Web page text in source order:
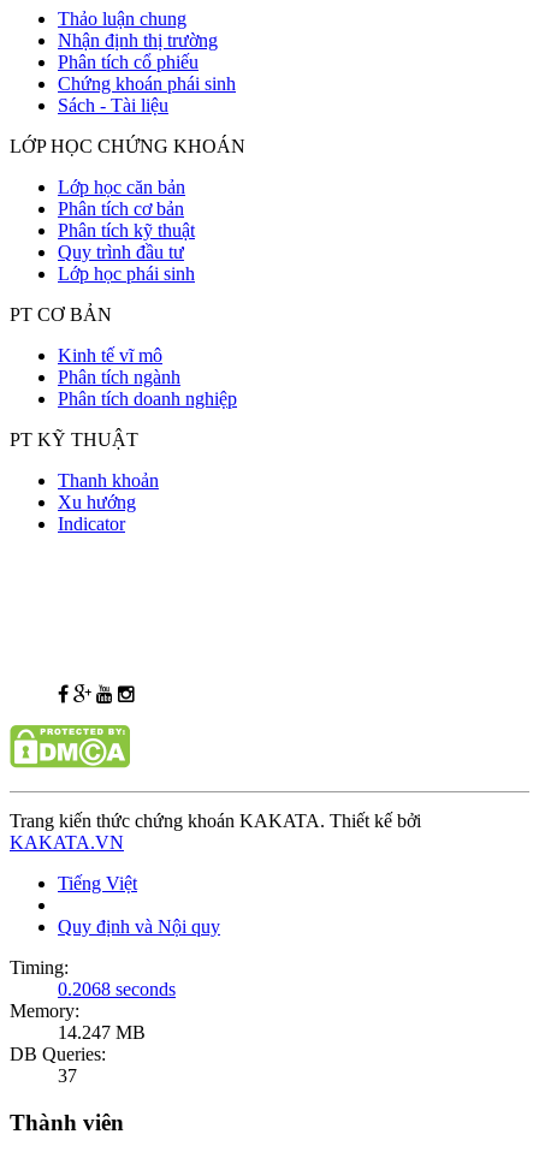
Thảo luận chung
Nhận định thị trường
Phân tích cổ phiếu
Chứng khoán phái sinh
Sách - Tài liệu
LỚP HỌC CHỨNG KHOÁN
Lớp học căn bản
Phân tích cơ bản
Phân tích kỹ thuật
Quy trình đầu tư
Lớp học phái sinh
PT CƠ BẢN
Kinh tế vĩ mô
Phân tích ngành
Phân tích doanh nghiệp
PT KỸ THUẬT
Thanh khoản
Xu hướng
Indicator
Trang kiến thức chứng khoán KAKATA. Thiết kế bởi
KAKATA.VN
Tiếng Việt
Quy định và Nội quy
Timing:
0.2068 seconds
Memory:
14.247 MB
DB Queries:
37
Thành viên